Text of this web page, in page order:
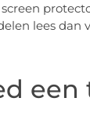
lees dan
een